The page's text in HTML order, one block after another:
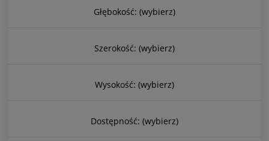
Głębokość: (wybierz)
Szerokość: (wybierz)
Wysokość: (wybierz)
Dostępność: (wybierz)